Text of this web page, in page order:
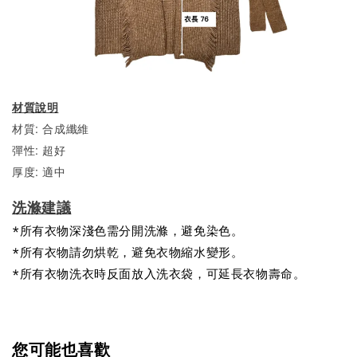
材質說明
材質: 合成纖維
彈性: 超好
厚度: 適中
洗滌建議
*所有衣物深淺色需分開洗滌，避免染色。
*所有衣物請勿烘乾，避免衣物縮水變形。
*所有衣物洗衣時反面放入洗衣袋，可延長衣物壽命。
您可能也喜歡